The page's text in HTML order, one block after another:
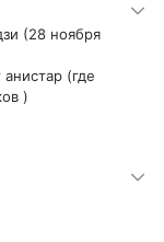
(28 ноября
(где
)